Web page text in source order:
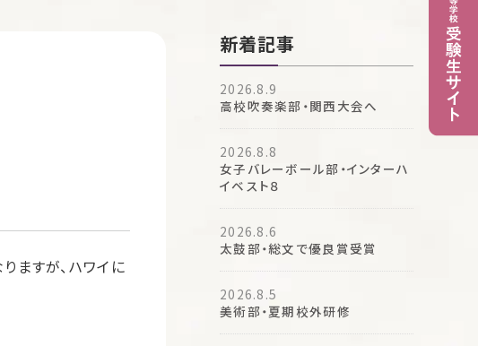
ますが、ハワイに
新着記事
2026.8.9
高校吹奏楽部・関西大会へ
2026.8.8
女子バレーボール部・インターハ
イベスト８
2026.8.6
太鼓部・総文で優良賞受賞
2026.8.5
美術部・夏期校外研修